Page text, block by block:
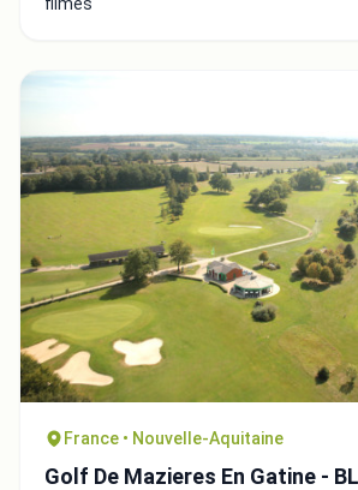
France • Nouvelle-Aquitaine
Golf De Mazieres En Gatine -